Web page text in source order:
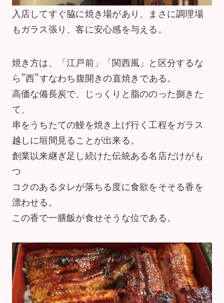
入店してすぐ脇に焼き場があり、まさに調理場
もガラス張り、客に安心感を与える。
焼き方は、「江戸前」「関西風」と区分するな
ら”西”すなわち腹開きの直焼きである。
高価な備長炭で、じっくりと脂ののった捌きた
て、
串をうちたての鰻を焼き上げ行く工程をガラス
越しに垣間見ることが出来る。
創業以来継ぎ足し続けた伝統ある名店だけがも
つ
コクのあるタレが落ちる度に食欲をそそる香を
漂わせる。
この香で一膳飯が食せそうな位である。